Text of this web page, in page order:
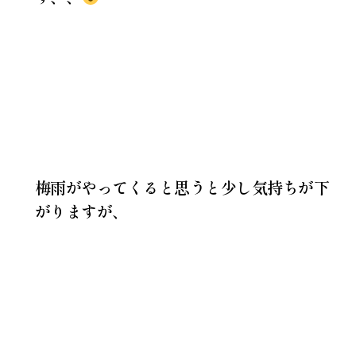
梅雨がやってくると思うと少し気持ちが下
がりますが、